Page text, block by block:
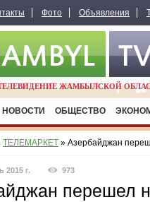
Фото Объявления
ЖАМБЫЛСКОЙ
НОВОСТИ ОБЩЕСТВО
ТЕЛЕМАРКЕТ » Азербайджан
2015 г. 973
перешел